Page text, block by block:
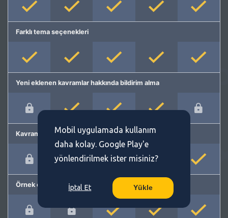
Farklı tema seçenekleri
Yeni eklenen kavramlar hakkında bildirim alma
Kavram önerme
Örnek cümleler
Mobil uygulamada kullanım
daha kolay. Google Play'e
yönlendirilmek ister misiniz?
İptal Et Yükle